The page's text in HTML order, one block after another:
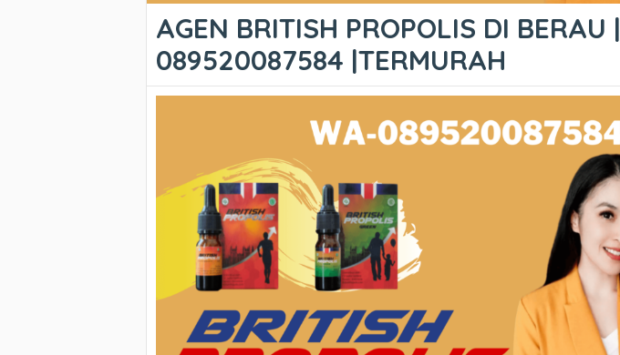
AGEN BRITISH PROPOLIS DI BERAU |
089520087584 |TERMURAH